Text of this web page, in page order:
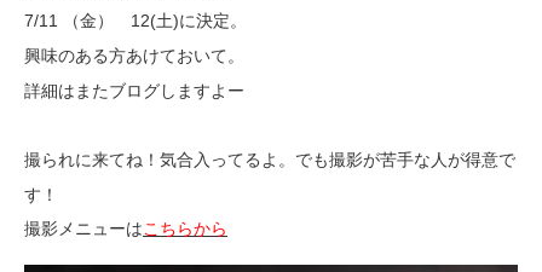
7/11 （金） 12(土)に決定。
興味のある方あけておいて。
詳細はまたブログしますよー
撮られに来てね！気合入ってるよ。でも撮影が苦手な人が得意で
す！
撮影メニューはこちらから